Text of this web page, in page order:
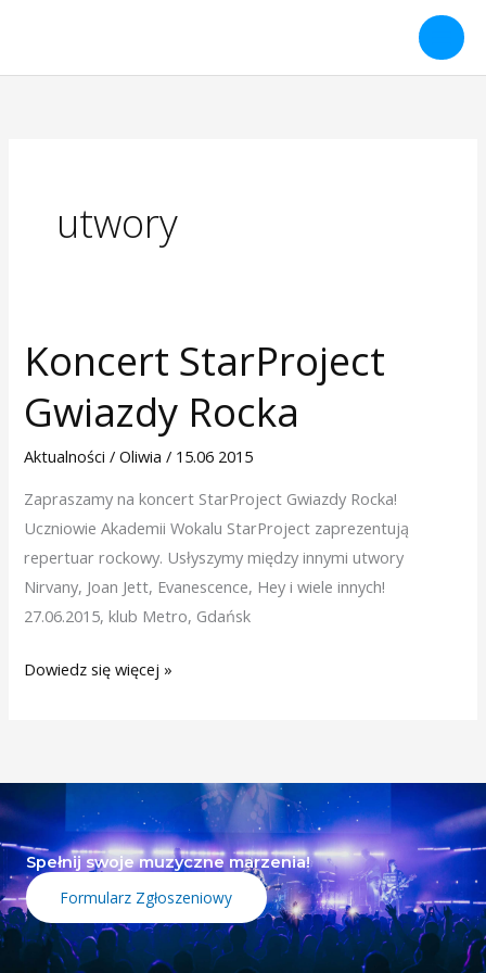
treści
utwory
Koncert StarProject
Gwiazdy Rocka
Aktualności /Oliwia/ 15.06 2015
Zapraszamy na koncert StarProject Gwiazdy Rocka!
Uczniowie Akademii Wokalu StarProject zaprezentują
repertuar rockowy. Usłyszymy między innymi utwory
Nirvany, Joan Jett, Evanescence, Hey i wiele innych!
27.06.2015, klub Metro, Gdańsk
Koncert
StarProject
Gwiazdy
Dowiedz się więcej »
Spełnij swoje muzyczne marzenia!
Formularz Zgłoszeniowy